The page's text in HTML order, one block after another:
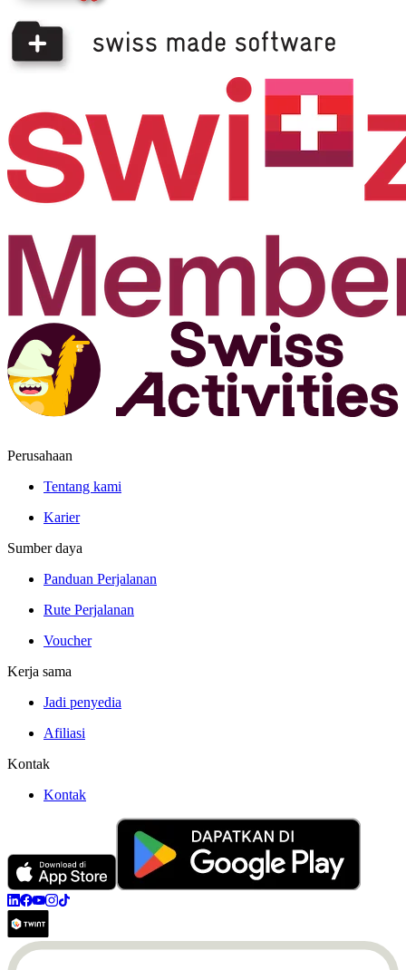
Perusahaan
Tentang kami
Karier
Sumber daya
Panduan Perjalanan
Rute Perjalanan
Voucher
Kerja sama
Jadi penyedia
Afiliasi
Kontak
Kontak